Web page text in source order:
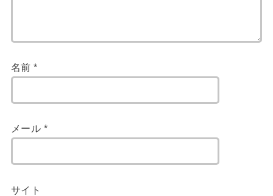
名前*
メール *
サイト